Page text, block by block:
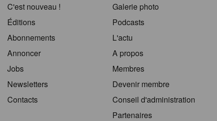
C'est nouveau !
Éditions
Abonnements
Annoncer
Jobs
Newsletters
Contacts
Galerie photo
Podcasts
L'actu
A propos
Membres
Devenir membre
Conseil d'administration
Partenaires